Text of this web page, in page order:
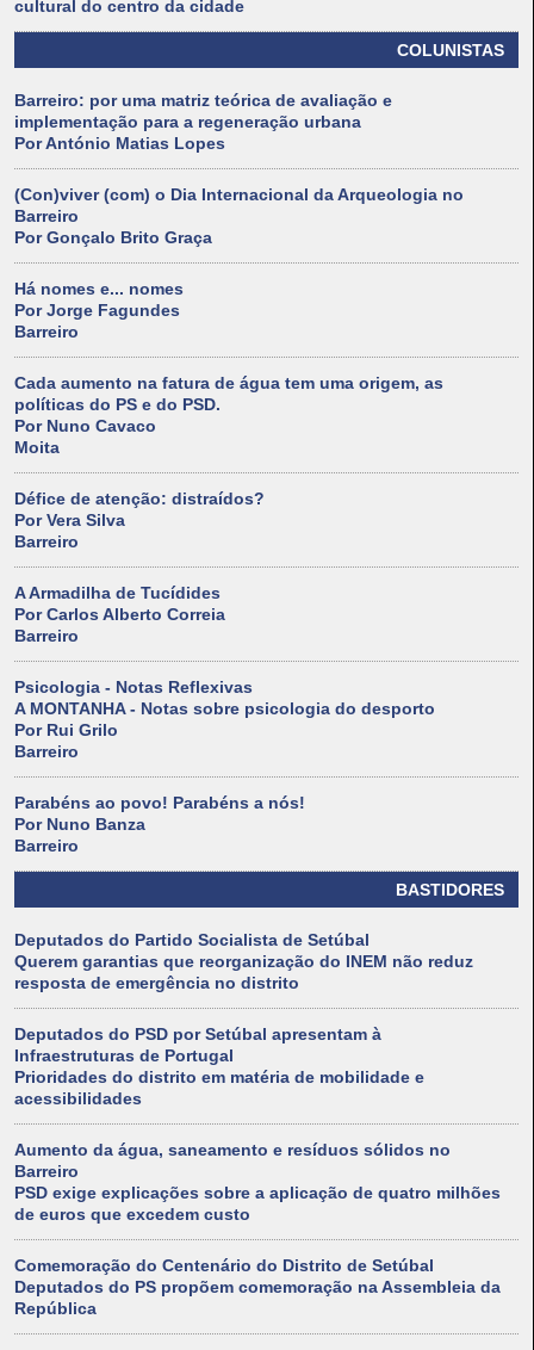
cultural do centro da cidade
COLUNISTAS
Barreiro: por uma matriz teórica de avaliação e
implementação para a regeneração urbana
Por António Matias Lopes
(Con)viver (com) o Dia Internacional da Arqueologia no
Barreiro
Por Gonçalo Brito Graça
Há nomes e... nomes
Por Jorge Fagundes
Barreiro
Cada aumento na fatura de água tem uma origem, as
políticas do PS e do PSD.
Por Nuno Cavaco
Moita
Défice de atenção: distraídos?
Por Vera Silva
Barreiro
A Armadilha de Tucídides
Por Carlos Alberto Correia
Barreiro
Psicologia - Notas Reflexivas
A MONTANHA - Notas sobre psicologia do desporto
Por Rui Grilo
Barreiro
Parabéns ao povo! Parabéns a nós!
Por Nuno Banza
Barreiro
BASTIDORES
Deputados do Partido Socialista de Setúbal
Querem garantias que reorganização do INEM não reduz
resposta de emergência no distrito
Deputados do PSD por Setúbal apresentam à
Infraestruturas de Portugal
Prioridades do distrito em matéria de mobilidade e
acessibilidades
Aumento da água, saneamento e resíduos sólidos no
Barreiro
PSD exige explicações sobre a aplicação de quatro milhões
de euros que excedem custo
Comemoração do Centenário do Distrito de Setúbal
Deputados do PS propõem comemoração na Assembleia da
República